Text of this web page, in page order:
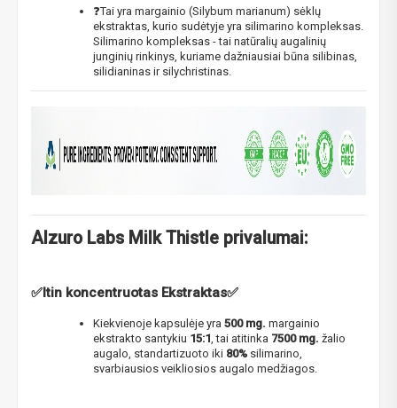
❓Tai yra margainio (Silybum marianum) sėklų
ekstraktas, kurio sudėtyje yra silimarino kompleksas.
Silimarino kompleksas - tai natūralių augalinių
junginių rinkinys, kuriame dažniausiai būna silibinas,
silidianinas ir silychristinas.
Alzuro Labs Milk Thistle​ privalumai:
✅Itin koncentruotas Ekstraktas✅
Kiekvienoje kapsulėje yra 500 mg. margainio
ekstrakto santykiu 15:1, tai atitinka 7500 mg. žalio
augalo, standartizuoto iki 80% silimarino,
svarbiausios veikliosios augalo medžiagos.